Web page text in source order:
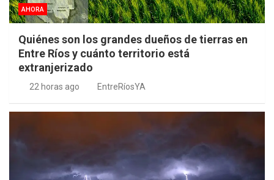
AHORA
Quiénes son los grandes dueños de tierras en
Entre Ríos y cuánto territorio está
extranjerizado
22 horas ago EntreRíosYA